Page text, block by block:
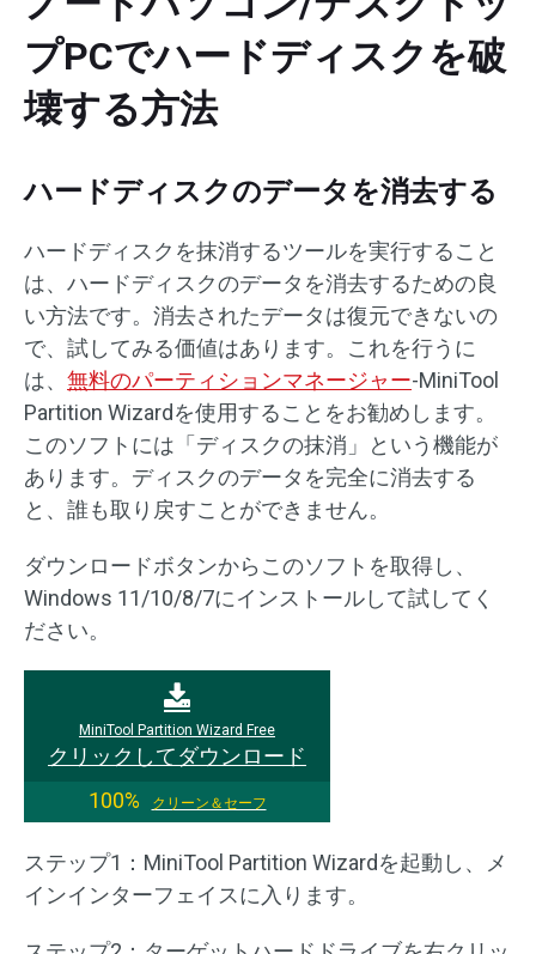
プPCでハードディスクを破
壊する方法
ハードディスクのデータを消去する
ハードディスクを抹消するツールを実行すること
は、ハードディスクのデータを消去するための良
い方法です。消去されたデータは復元できないの
で、試してみる価値はあります。これを行うに
は、 無料のパーティションマネージャー-MiniTool
Partition Wizardを使用することをお勧めします。
このソフトには「ディスクの抹消」という機能が
あります。ディスクのデータを完全に消去する
と、誰も取り戻すことができません。
ダウンロードボタンからこのソフトを取得し、
Windows 11/10/8/7にインストールして試してく
ださい。
MiniTool Partition Wizard Free
クリックしてダウンロード
100%
クリーン＆セーフ
ステップ1：MiniTool Partition Wizardを起動し、メ
インインターフェイスに入ります。